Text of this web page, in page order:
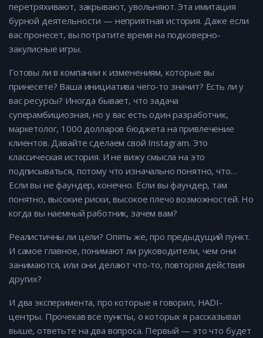
перетряхивают, закрывают, увольняют. Эта имитация
бурной деятельности — неприятная история. Даже если
вас пронесет, вы потратите время на подковерно-
закулисные игры.
Готовы ли в компании к изменениям, которые вы
принесете? Ваша инициатива чего-то значит? Есть ли у
вас ресурсы? Иногда бывает, что задача
суперамбициозная, но у вас есть один разработчик,
маркетолог, 1000 долларов бюджета на привлечение
клиентов. Давайте сделаем свой Instagram. Это
классическая история. И не вижу смысла на это
подписываться, потому что изначально понятно, что…
Если вы не фаундер, конечно. Если вы фаундер, там
понятно, высокие риски, высокое плечо возможностей. Но
когда вы наемный работник, зачем вам?
Реалистичны ли цели? Опять же, про предыдущий пункт.
И самое главное, понимают ли руководители, чем они
занимаются, или они делают что-то, повторяя действия
других?
И два эксперимента, про которые я говорил, HADI-
центры. Прочекав все пункты, о которых я рассказывал
выше, ответьте на два вопроса. Первый — это что будет